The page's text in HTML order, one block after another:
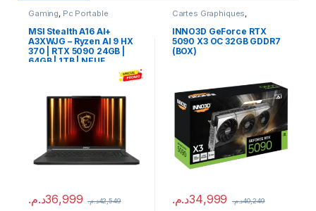
Gaming, Pc Portable
MSI Stealth A16 AI+
A3XWJG – Ryzen AI 9 HX
370 | RTX 5090 24GB |
64GB | 1TB | NEUF
36,999د.م. 42,549د.م.
Cartes Graphiques,
INNO3D GeForce RTX
5090 X3 OC 32GB GDDR7
(BOX)
34,999د.م. 40,249د.م.